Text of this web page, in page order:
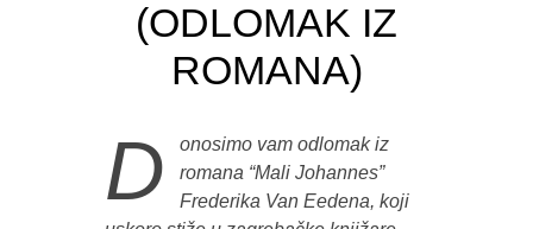
(ODLOMAK IZ
ROMANA)
D
onosimo vam odlomak iz
romana “Mali Johannes”
Frederika Van Eedena, koji